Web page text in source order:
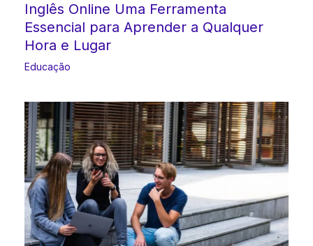
Inglês Online Uma Ferramenta
Essencial para Aprender a Qualquer
Hora e Lugar
Educação